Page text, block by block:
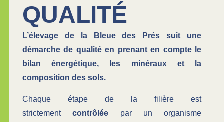
QUALITÉ
L’élevage de la Bleue des Prés suit une
démarche de qualité en prenant en compte le
bilan énergétique, les minéraux et la
composition des sols.
Chaque étape de la filière est
strictementcontrôlée par un organisme